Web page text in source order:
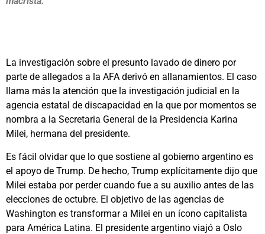
La investigación sobre el presunto lavado de dinero por
parte de allegados a la AFA derivó en allanamientos. El caso
llama más la atención que la investigación judicial en la
agencia estatal de discapacidad en la que por momentos se
nombra a la Secretaria General de la Presidencia Karina
Milei, hermana del presidente.
Es fácil olvidar que lo que sostiene al gobierno argentino es
el apoyo de Trump. De hecho, Trump explícitamente dijo que
Milei estaba por perder cuando fue a su auxilio antes de las
elecciones de octubre. El objetivo de las agencias de
Washington es transformar a Milei en un ícono capitalista
para América Latina. El presidente argentino viajó a Oslo